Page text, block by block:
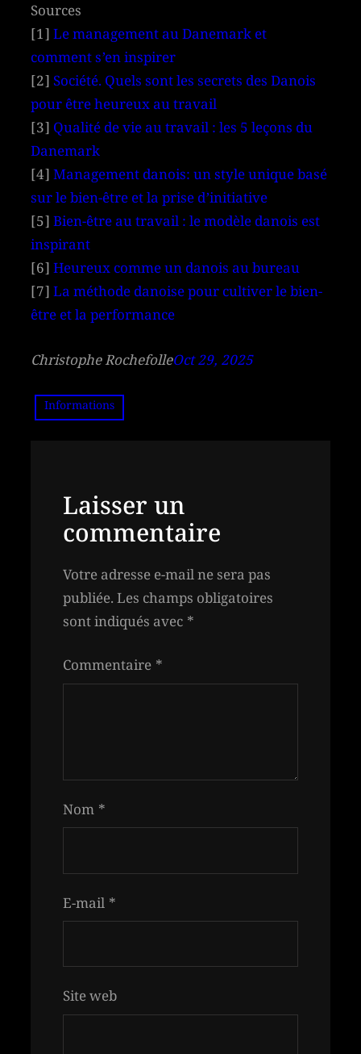
Sources
[1]Le management au Danemark et
comment s’en inspirer
[2]Société. Quels sont les secrets des Danois
pour être heureux au travail
[3] Qualité de vie au travail : les 5 leçons du
Danemark
[4]Management danois: un style unique basé
sur le bien-être et la prise d’initiative
[5]Bien-être au travail : le modèle danois est
inspirant
[6]Heureux comme un danois au bureau
[7]La méthode danoise pour cultiver le bien-
être et la performance
Christophe RochefolleOct 29, 2025
Informations
Laisser un
commentaire
Votre adresse e-mail ne sera pas
publiée.Les champs obligatoires
sont indiqués avec *
Commentaire *
Nom *
E-mail *
Site web